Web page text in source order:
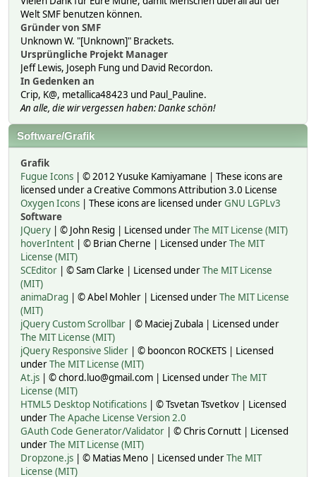
Welt SMF benutzen können.
Gründer von SMF
Unknown W. "[Unknown]" Brackets.
Ursprüngliche Projekt Manager
Jeff Lewis, Joseph Fung und David Recordon.
In Gedenken an
Crip, K@, metallica48423 und Paul_Pauline.
An alle, die wir vergessen haben: Danke schön!
Software/Grafik
Grafik
Fugue Icons | © 2012 Yusuke Kamiyamane | These icons are
licensed under a Creative Commons Attribution 3.0 License
Oxygen Icons | These icons are licensed underGNU LGPLv3
Software
JQuery | © John Resig | Licensed underThe MIT License (MIT)
hoverIntent | © Brian Cherne | Licensed underThe MIT
License (MIT)
SCEditor | © Sam Clarke | Licensed underThe MIT License
(MIT)
animaDrag | © Abel Mohler | Licensed underThe MIT License
(MIT)
jQuery Custom Scrollbar | © Maciej Zubala | Licensed under
The MIT License (MIT)
jQuery Responsive Slider | © booncon ROCKETS | Licensed
underThe MIT License (MIT)
At.js | © chord.luo@gmail.com | Licensed underThe MIT
License (MIT)
HTML5 Desktop Notifications | © Tsvetan Tsvetkov | Licensed
underThe Apache License Version 2.0
GAuth Code Generator/Validator | © Chris Cornutt | Licensed
underThe MIT License (MIT)
Dropzone.js | © Matias Meno | Licensed underThe MIT
License (MIT)